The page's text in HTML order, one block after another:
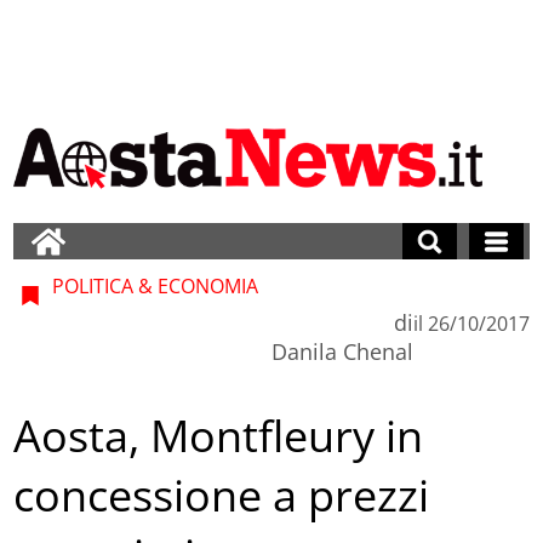
POLITICA & ECONOMIA
di
Danila Chenal
il 26/10/2017
Aosta, Montfleury in
concessione a prezzi